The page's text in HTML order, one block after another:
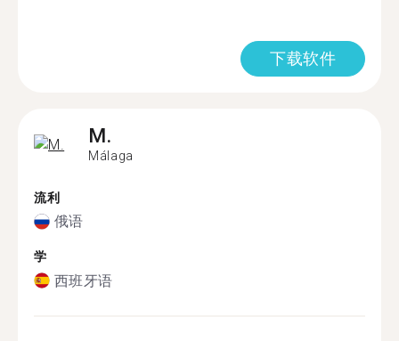
下载软件
M.
Málaga
流利
俄语
学
西班牙语